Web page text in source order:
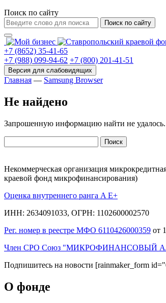
Поиск по сайту
Поиск по сайту
+7 (8652) 35-41-65
+7 (988) 099-94-62 +7 (800) 201-41-51
Главная — Samsung Browser
Не найдено
Запрошенную информацию найти не удалось.
Некоммерческая организация
краевой фонд микрофинансирования)
Оценка внутреннего ранга A E+
ИНН: 2634091033, ОГРН: 1102600002570
Рег. номер в реестре МФО 6110426000359 от
Член СРО Союз "МИКРОФИНАНСОВЫЙ
Подпишитесь на новости [rainmaker_form
О фонде